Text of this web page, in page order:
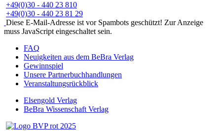
+49(0)30 - 440 23 810
+49(0)30 - 440 23 81 29
Diese E-Mail-Adresse ist vor Spambots geschützt! Zur Anzeige
muss JavaScript eingeschaltet sein.
FAQ
Neuigkeiten aus dem BeBra Verlag
Gewinnspiel
Unsere Partnerbuchhandlungen
Veranstaltungsrückblick
Elsengold Verlag
BeBra Wissenschaft Verlag